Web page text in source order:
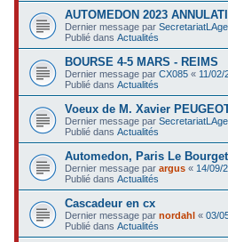
AUTOMEDON 2023
Dernier message par
Publié dansActualités
BOURSE 4-5 MARS - REIMS
Dernier message parCX085 « 11/02/
Publié dansActualités
Voeux de M. Xavier
Dernier message par
Publié dansActualités
Automedon, Paris Le
Dernier message parargus « 14/09/
Publié dansActualités
Cascadeur en cx
Dernier message parnordahl «03/
Publié dansActualités